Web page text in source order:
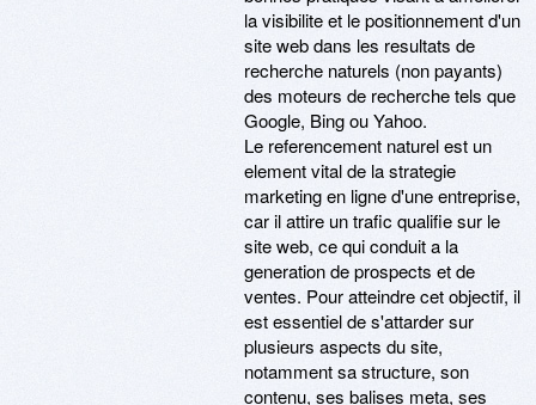
la visibilite et le positionnement d'un
site web dans les resultats de
recherche naturels (non payants)
des moteurs de recherche tels que
Google, Bing ou Yahoo.
Le referencement naturel est un
element vital de la strategie
marketing en ligne d'une entreprise,
car il attire un trafic qualifie sur le
site web, ce qui conduit a la
generation de prospects et de
ventes. Pour atteindre cet objectif, il
est essentiel de s'attarder sur
plusieurs aspects du site,
notamment sa structure, son
contenu, ses balises meta, ses